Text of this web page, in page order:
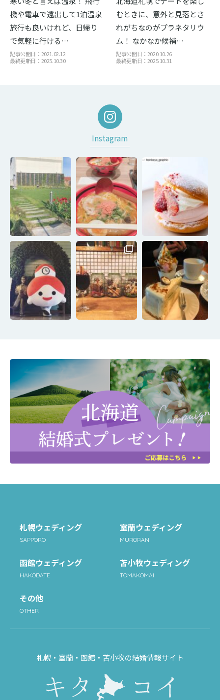
機や電車で遠出して1泊温泉
旅行も良いけれど、日帰り
で気軽に行ける…
記事公開日：2021.02.12
最終更新日：2025.10.30
むときに、意外と見落とさ
れがちなのがプラネタリウ
ム！ なかなか候補…
記事公開日：2020.10.26
最終更新日：2025.10.31
Instagram
札幌ウェディング
SAPPORO
室蘭ウェディング
MURORAN
函館ウェディング
HAKODATE
苫小牧ウェディング
TOMAKOMAI
その他
OTHER
札幌・室蘭・函館・苫小牧の結婚情報サイト